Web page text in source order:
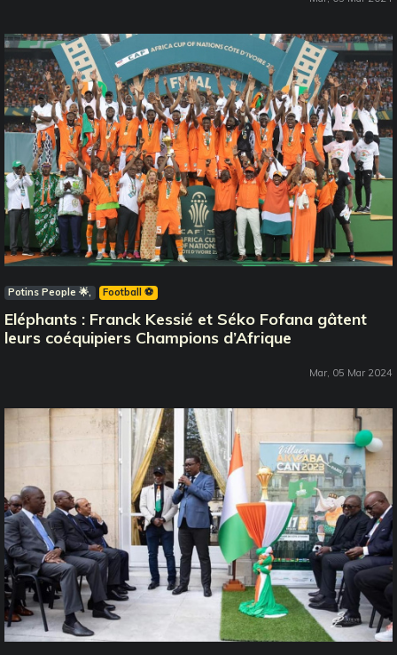
Potins People 🌟 Football ⚽️
Eléphants : Franck Kessié et Séko Fofana gâtent
leurs coéquipiers Champions d’Afrique
Mar, 05 Mar 2024